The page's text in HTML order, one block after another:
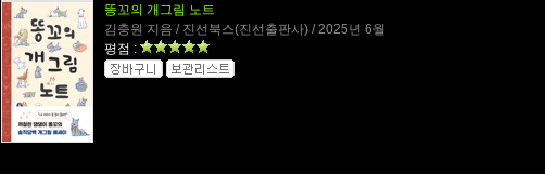
똥꼬의 개그림 노트
김충원 지음 / 진선북스(진선출판사) / 2025년 6월
평점 :